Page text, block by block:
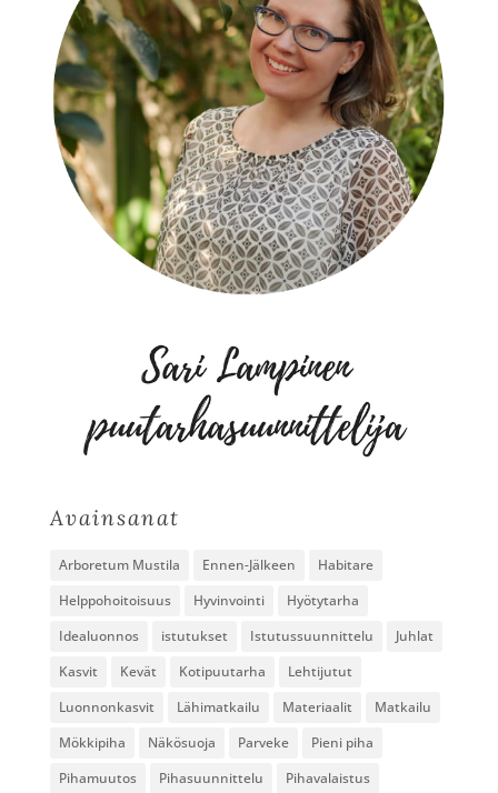
Avainsanat
Arboretum Mustila Ennen-Jälkeen
Habitare
Helppohoitoisuus
Hyvinvointi
Hyötytarha
Idealuonnos
istutukset Istutussuunnittelu
Juhlat
Kasvit
Kevät Kotipuutarha
Lehtijutut
Luonnonkasvit
Lähimatkailu Materiaalit
Matkailu
Mökkipiha
Näkösuoja Parveke
Pieni piha
Pihamuutos
Pihasuunnittelu
Pihavalaistus